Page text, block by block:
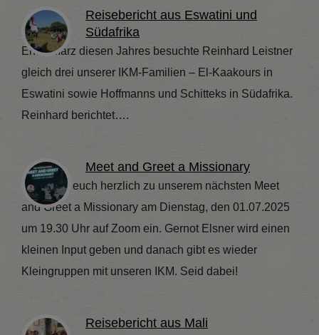
Reisebericht aus Eswatini und
Südafrika
Ende März diesen Jahres besuchte Reinhard Leistner
gleich drei unserer IKM-Familien – El-Kaakours in
Eswatini sowie Hoffmanns und Schitteks in Südafrika.
Reinhard berichtet….
Meet and Greet a Missionary
Wir laden euch herzlich zu unserem nächsten Meet
and Greet a Missionary am Dienstag, den 01.07.2025
um 19.30 Uhr auf Zoom ein. Gernot Elsner wird einen
kleinen Input geben und danach gibt es wieder
Kleingruppen mit unseren IKM. Seid dabei!
Reisebericht aus Mali